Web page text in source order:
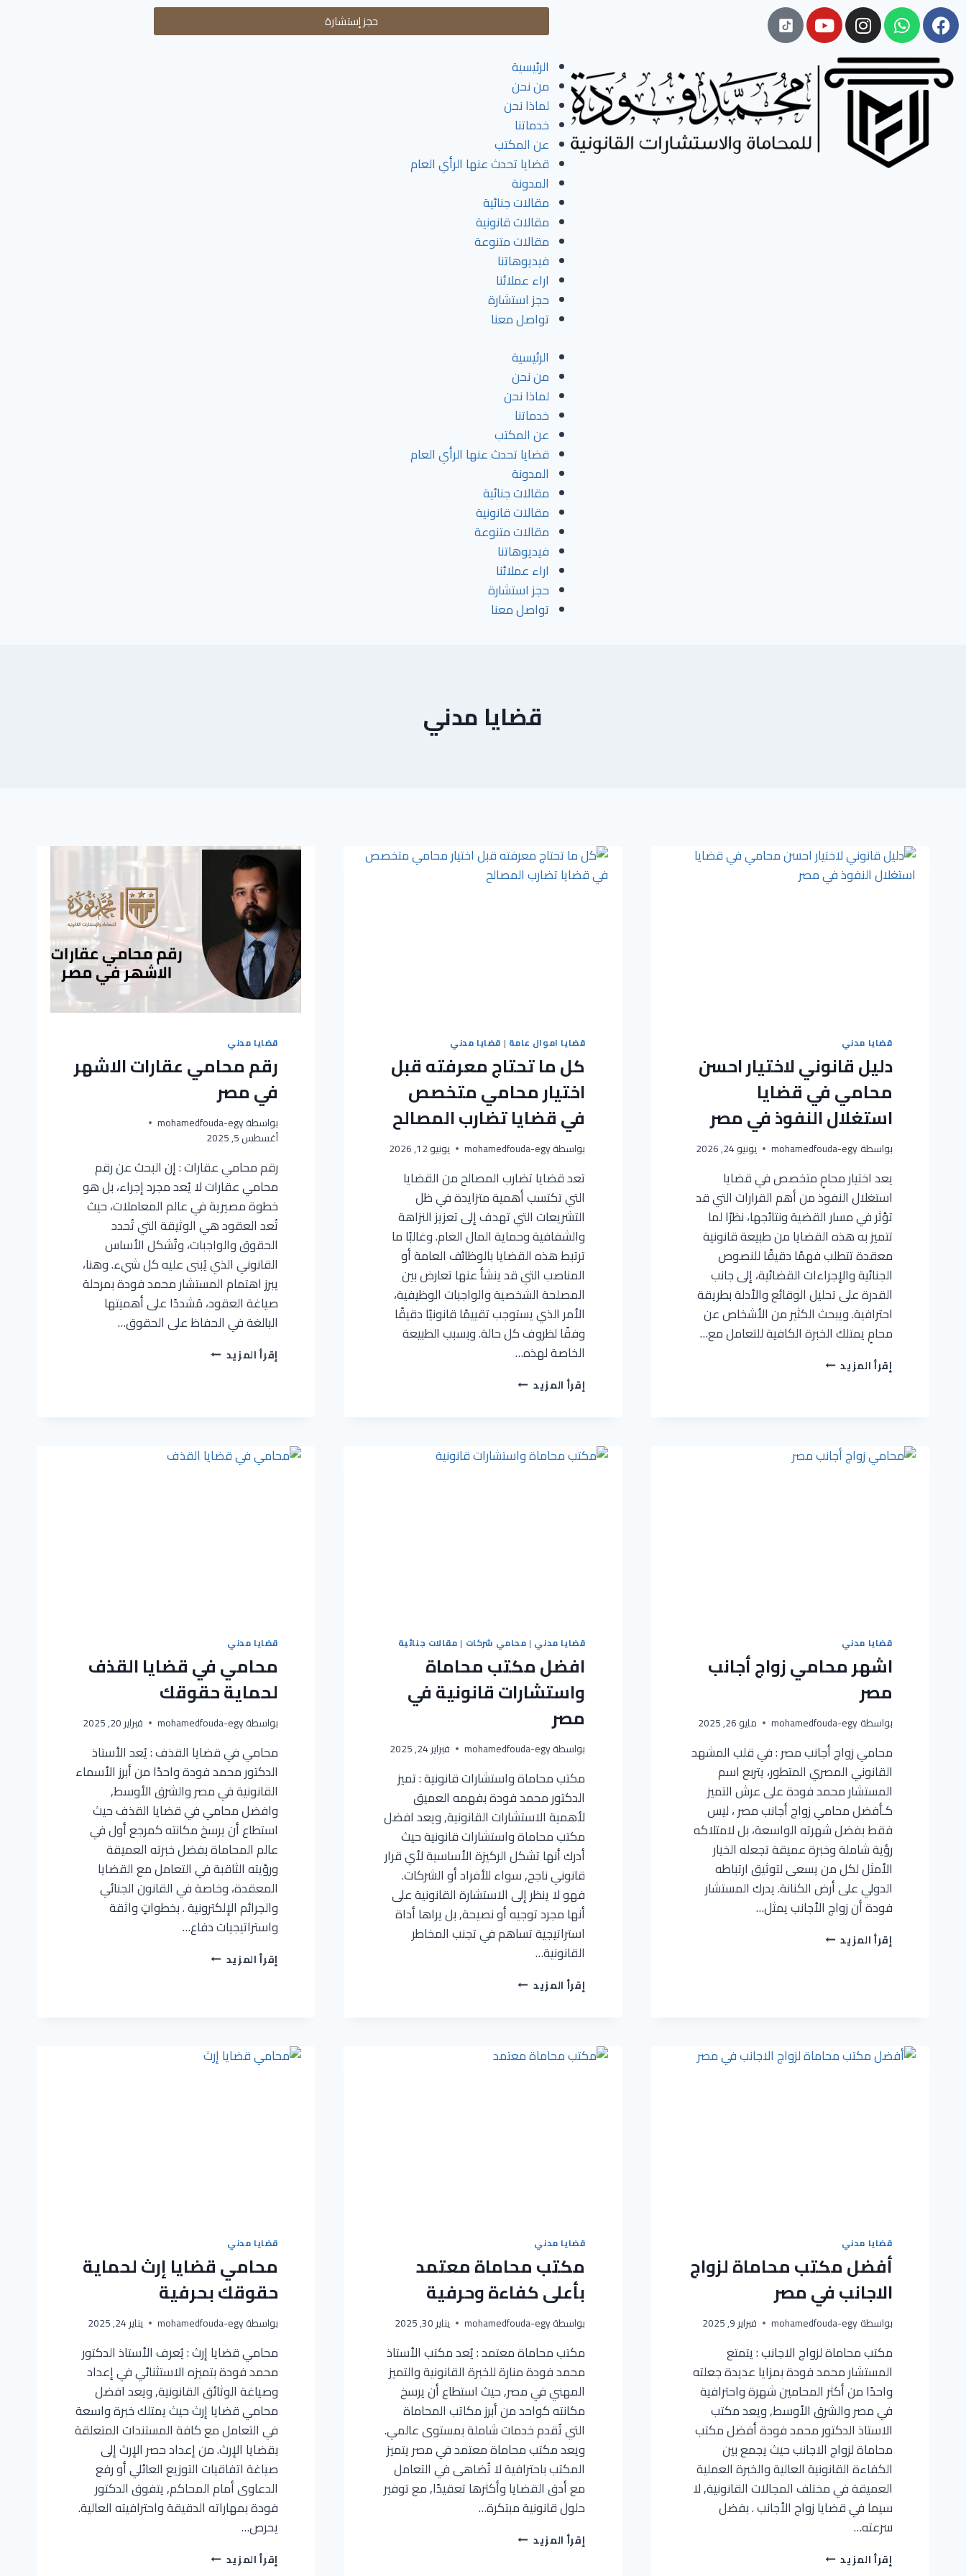
حجز إستشارة
الرئيسية
من نحن
لماذا نحن
خدماتنا
عن المكتب
قضايا تحدث عنها الرأي العام
المدونة
مقالات جنائية
مقالات قانونية
مقالات متنوعة
فيديوهاتنا
اراء عملائنا
حجز استشارة
تواصل معنا
الرئيسية
من نحن
لماذا نحن
خدماتنا
عن المكتب
قضايا تحدث عنها الرأي العام
المدونة
مقالات جنائية
مقالات قانونية
مقالات متنوعة
فيديوهاتنا
اراء عملائنا
حجز استشارة
تواصل معنا
قضايا مدني
قضايا مدني
دليل قانوني لاختيار احسن
محامي في قضايا
استغلال النفوذ في مصر
بواسطة mohamedfouda-egy يونيو 24, 2026
يعد اختيار محامٍ متخصص في قضايا
استغلال النفوذ من أهم القرارات التي قد
تؤثر في مسار القضية ونتائجها، نظرًا لما
تتميز به هذه القضايا من طبيعة قانونية
معقدة تتطلب فهمًا دقيقًا للنصوص
الجنائية والإجراءات القضائية، إلى جانب
القدرة على تحليل الوقائع والأدلة بطريقة
احترافية. ويبحث الكثير من الأشخاص عن
محامٍ يمتلك الخبرة الكافية للتعامل مع…
إقرأ المزيد
قضايا اموال عامة | قضايا مدني
كل ما تحتاج معرفته قبل
اختيار محامي متخصص
في قضايا تضارب المصالح
بواسطةmohamedfouda-egy يونيو 12, 2026
تعد قضايا تضارب المصالح من القضايا
التي تكتسب أهمية متزايدة في ظل
التشريعات التي تهدف إلى تعزيز النزاهة
والشفافية وحماية المال العام. وغالبًا ما
ترتبط هذه القضايا بالوظائف العامة أو
المناصب التي قد ينشأ عنها تعارض بين
المصلحة الشخصية والواجبات الوظيفية،
الأمر الذي يستوجب تقييمًا قانونيًا دقيقًا
وفقًا لظروف كل حالة. وبسبب الطبيعة
الخاصة لهذه…
إقرأ المزيد
قضايا مدني
رقم محامي عقارات الاشهر
في مصر
بواسطةmohamedfouda-egy
أغسطس 5, 2025
رقم محامي عقارات : إن البحث عن رقم
محامي عقارات لا يُعد مجرد إجراء، بل هو
خطوة مصيرية في عالم المعاملات، حيث
تُعد العقود هي الوثيقة التي تُحدد
الحقوق والواجبات، وتُشكل الأساس
القانوني الذي يُبنى عليه كل شيء. وهنا،
يبرز اهتمام المستشار محمد فودة بمرحلة
صياغة العقود، مُشددًا على أهميتها
البالغة في الحفاظ على الحقوق…
إقرأ المزيد
قضايا مدني
اشهر محامي زواج أجانب
مصر
بواسطة mohamedfouda-egy مايو 26, 2025
محامي زواج أجانب مصر : في قلب المشهد
القانوني المصري المتطور، يتربع اسم
المستشار محمد فودة على عرش التميز
كـأفضل محامي زواج أجانب مصر ، ليس
فقط بفضل شهرته الواسعة، بل لامتلاكه
رؤية شاملة وخبرة عميقة تجعله الخيار
الأمثل لكل من يسعى لتوثيق ارتباطه
الدولي على أرض الكنانة. يدرك المستشار
فودة أن زواج الأجانب يمثل…
إقرأ المزيد
قضايا مدني | محامي شركات | مقالات جنائية
افضل مكتب محاماة
واستشارات قانونية في
مصر
بواسطةmohamedfouda-egy فبراير 24, 2025
مكتب محاماة واستشارات قانونية : تميز
الدكتور محمد فودة بفهمه العميق
لأهمية الاستشارات القانونية, ويعد افضل
مكتب محاماة واستشارات قانونية حيث
أدرك أنها تشكل الركيزة الأساسية لأي قرار
قانوني ناجح, سواء للأفراد أو الشركات.
فهو لا ينظر إلى الاستشارة القانونية على
أنها مجرد توجيه أو نصيحة, بل يراها أداة
استراتيجية تساهم في تجنب المخاطر
القانونية…
إقرأ المزيد
قضايا مدني
محامي في قضايا القذف
لحماية حقوقك
بواسطةmohamedfouda-egy فبراير 20, 2025
محامي في قضايا القذف : يُعد الأستاذ
الدكتور محمد فودة واحدًا من أبرز الأسماء
القانونية في مصر والشرق الأوسط,
وافضل محامي في قضايا القذف حيث
استطاع أن يرسخ مكانته كمرجع أول في
عالم المحاماة بفضل خبرته العميقة
ورؤيته الثاقبة في التعامل مع القضايا
المعقدة، وخاصة في القانون الجنائي
والجرائم الإلكترونية . بخطواتٍ واثقة
واستراتيجيات دفاع…
إقرأ المزيد
قضايا مدني
أفضل مكتب محاماة لزواج
الاجانب في مصر
بواسطة mohamedfouda-egy فبراير 9, 2025
مكتب محاماة لزواج الاجانب : يتمتع
المستشار محمد فودة بمزايا عديدة جعلته
واحدًا من أكثر المحامين شهرة واحترافية
في مصر والشرق الأوسط, ويعد مكتب
الاستاذ الدكتور محمد فودة أفضل مكتب
محاماة لزواج الاجانب حيث يجمع بين
الكفاءة القانونية العالية والخبرة العملية
العميقة في مختلف المجالات القانونية, لا
سيما في قضايا زواج الأجانب . بفضل
سرعته…
إقرأ المزيد
قضايا مدني
مكتب محاماة معتمد
بأعلى كفاءة وحرفية
بواسطةmohamedfouda-egy يناير 30, 2025
مكتب محاماة معتمد : يُعد مكتب الأستاذ
محمد فودة منارة للخبرة القانونية والتميز
المهني في مصر, حيث استطاع أن يرسخ
مكانته كواحد من أبرز مكاتب المحاماة
التي تُقدم خدمات شاملة بمستوى عالمي.
ويعد مكتب محاماة معتمد في مصر يتميز
المكتب باحترافية لا تُضاهى في التعامل
مع أدق القضايا وأكثرها تعقيدًا, مع توفير
حلول قانونية مبتكرة…
إقرأ المزيد
قضايا مدني
محامي قضايا إرث لحماية
حقوقك بحرفية
بواسطةmohamedfouda-egy يناير 24, 2025
محامي قضايا إرث : يُعرف الأستاذ الدكتور
محمد فودة بتميزه الاستثنائي في إعداد
وصياغة الوثائق القانونية, ويعد افضل
محامي قضايا إرث حيث يمتلك خبرة واسعة
في التعامل مع كافة المستندات المتعلقة
بقضايا الإرث. من إعداد حصر الإرث إلى
صياغة اتفاقيات التوزيع العائلي أو رفع
الدعاوى أمام المحاكم, يتفوق الدكتور
فودة بمهاراته الدقيقة واحترافيته العالية.
يحرص…
إقرأ المزيد